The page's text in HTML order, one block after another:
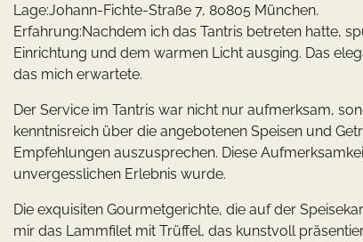
Lage:Johann-Fichte-Straße 7, 80805 München.
Erfahrung:Nachdem ich das Tantris betreten hatte,
Einrichtung und dem warmen Licht ausging. Das
das mich erwartete.
Der Service im Tantris war nicht nur aufmerksam,
kenntnisreich über die angebotenen Speisen und
Empfehlungen auszusprechen. Diese
unvergesslichen Erlebnis wurde.
Die exquisiten Gourmetgerichte, die auf der
mir das Lammfilet mit Trüffel, das kunstvoll